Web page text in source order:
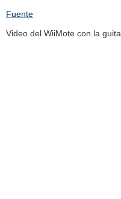
Fuente
Video del WiiMote con la